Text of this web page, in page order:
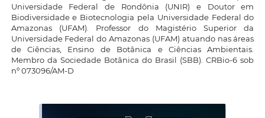
Universidade Federal de Rondônia (UNIR) e Doutor em
Biodiversidade e Biotecnologia pela Universidade Federal do
Amazonas (UFAM). Professor do Magistério Superior da
Universidade Federal do Amazonas (UFAM) atuando nas áreas
de Ciências, Ensino de Botânica e Ciências Ambientais.
Membro da Sociedade Botânica do Brasil (SBB). CRBio-6 sob
nº 073096/AM-D